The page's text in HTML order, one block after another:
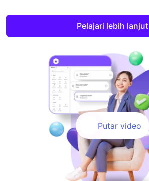
Pelajari lebih lanjut
Putar video